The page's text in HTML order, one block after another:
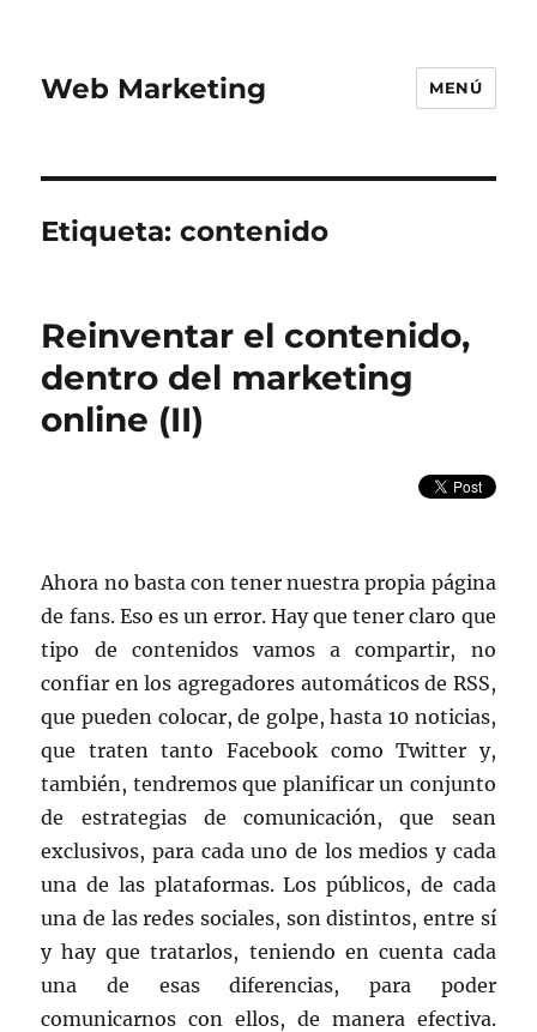
Web Marketing MENÚ
Etiqueta:contenido
Reinventar el contenido,
dentro del marketing
online (II)
Ahora no basta con tener nuestra propia página
de fans. Eso es un error. Hay que tener claro que
tipo de contenidos vamos a compartir, no
confiar en los agregadores automáticos de RSS,
que pueden colocar, de golpe, hasta 10 noticias,
que traten tanto Facebook como Twitter y,
también, tendremos que planificar un conjunto
de estrategias de comunicación, que sean
exclusivos, para cada uno de los medios y cada
una de las plataformas. Los públicos, de cada
una de las redes sociales, son distintos, entre sí
y hay que tratarlos, teniendo en cuenta cada
una de esas diferencias, para poder
comunicarnos con ellos, de manera efectiva.